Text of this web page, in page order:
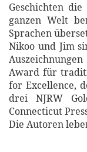
Geschichten
ganzen Welt
Sprachen
Nikoo und Jim
Award für
for Excellence,
drei NJRW
Connecticut
Die Autoren